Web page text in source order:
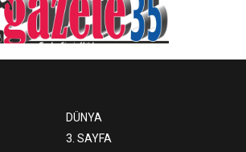
DÜNYA
3. SAYFA